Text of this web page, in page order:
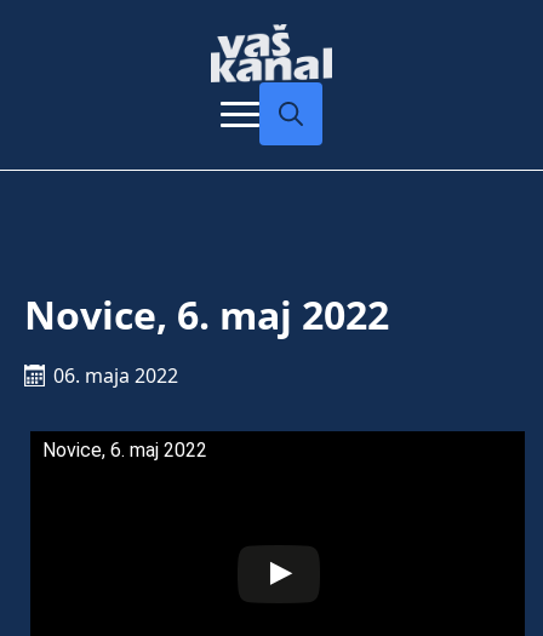
Novice, 6. maj 2022
06. maja 2022
Novice, 6. maj 2022